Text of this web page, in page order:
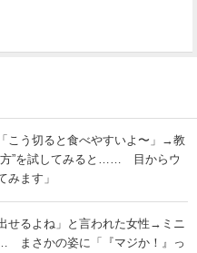
こう切ると食べやすいよ〜」→教
方”を試してみると…… 目からウ
みます」
せるよね」と言われた女性→ミニ
まさかの姿に「『マジか！』っ